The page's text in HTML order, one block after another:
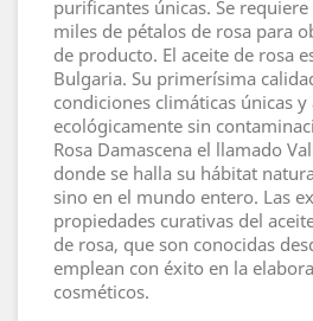
purificantes únicas. Se
miles de pétalos de rosa para
de producto. El aceite de rosa
Bulgaria. Su primerísima
condiciones climáticas únicas
ecológicamente sin
Rosa Damascena el llamado
donde se halla su hábitat
sino en el mundo entero. Las
propiedades curativas del
de rosa, que son conocidas
emplean con éxito en la
cosméticos.